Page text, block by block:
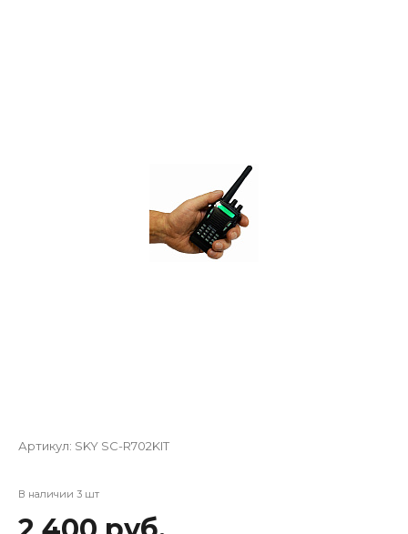
Артикул: SKY SC-R702KIT
В наличии 3 шт